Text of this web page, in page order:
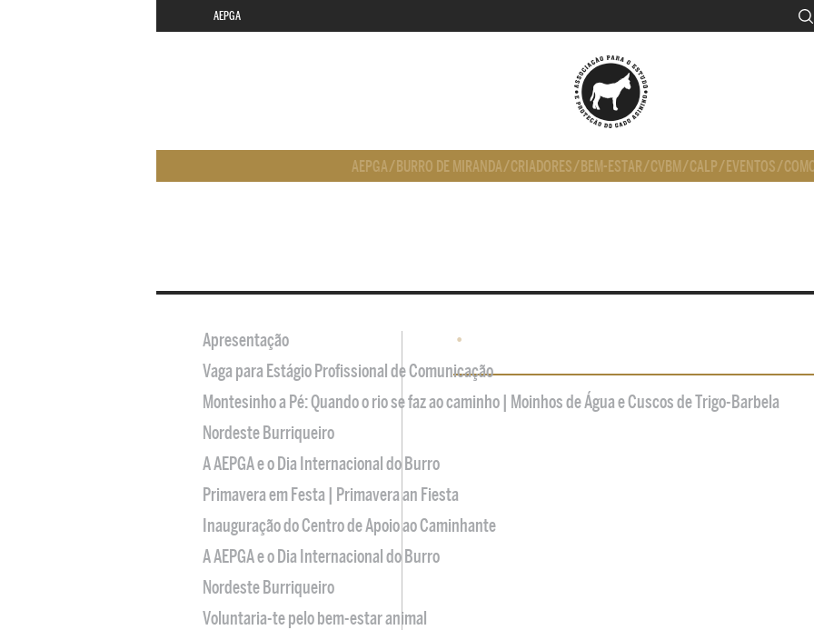
AEPGA
AEPGA/ BURRO DE MIRANDA/CRIADORES/ BEM-ESTAR/CVBM/CALP/ EVENTOS/
•
Apresentação
Vaga para Estágio Profissional de Comunicação
Montesinho a Pé: Quando o rio se faz ao caminho | Moinhos de Água e Cuscos de Trigo-Barbela
Nordeste Burriqueiro
A AEPGA e o Dia Internacional do Burro
Primavera em Festa | Primavera an Fiesta
Inauguração do Centro de Apoio ao Caminhante
A AEPGA e o Dia Internacional do Burro
Nordeste Burriqueiro
Voluntaria-te pelo bem-estar animal